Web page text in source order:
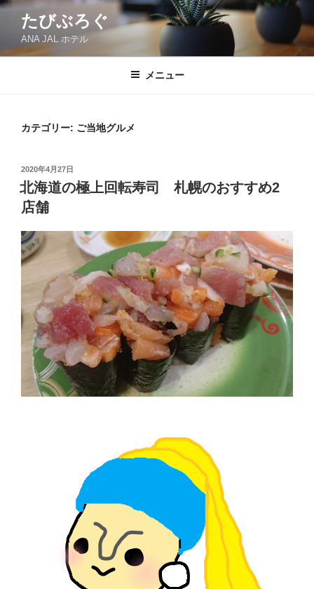
コ
ン
たびぶろぐ
ANA JAL ホテル
メニュー
カテゴリー: ご当地グルメ
投
稿
日:
2020年4月27日
北海道の極上回転寿司 札幌のおすすめ2
店舗